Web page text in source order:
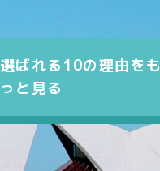
選ばれる10の理由をも
っと見る